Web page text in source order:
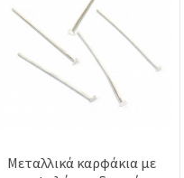
Μεταλλικά καρφάκια με